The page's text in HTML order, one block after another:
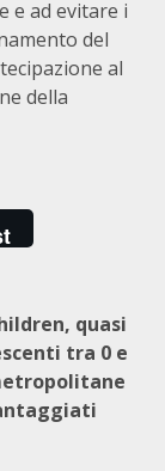
e ad evitare i
del
al
della
quasi
tra 0 e